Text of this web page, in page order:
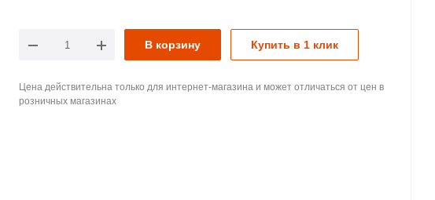
В корзину Купить в 1 клик
Цена действительна только для интернет-магазина и может отличаться от цен в
розничных магазинах